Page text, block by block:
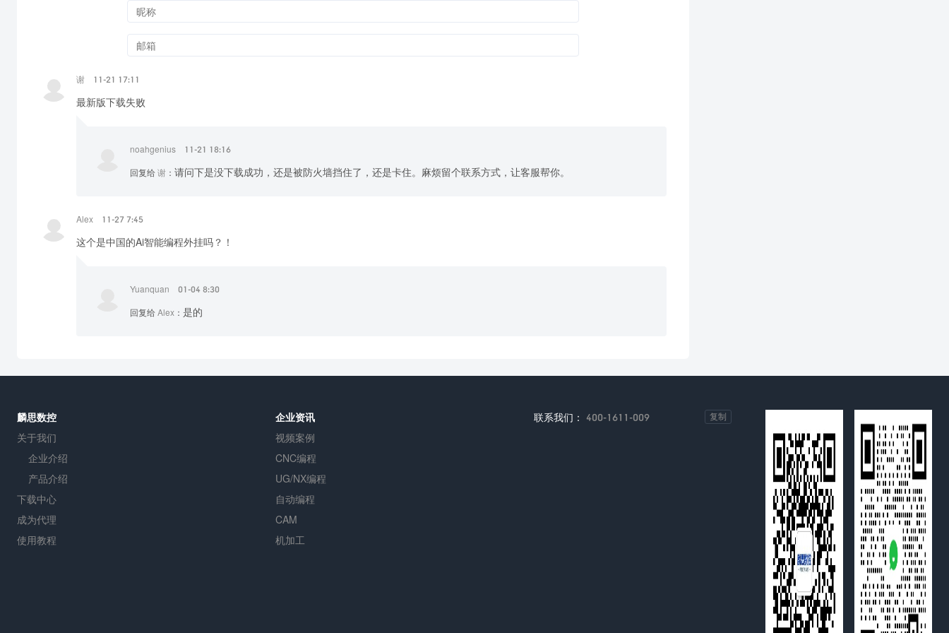
谢 11-21 17:11
最新版下载失败
noahgenius 11-21 18:16
回复给 谢 ： 请问下是没下载成功，还是被防火墙挡住了，还是卡住。麻烦留个联系方式，让客服帮你。
Alex 11-27 7:45
这个是中国的Ai智能编程外挂吗？！
Yuanquan 01-04 8:30
回复给 Alex ： 是的
麟思数控
关于我们
企业介绍
产品介绍
下载中心
成为代理
使用教程
企业资讯
视频案例
CNC编程
UG/NX编程
自动编程
CAM
机加工
联系我们： 400-1611-009 复制